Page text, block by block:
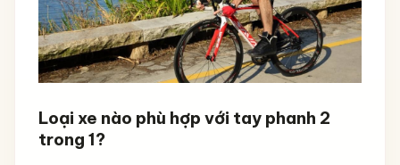
Loại xe nào phù hợp với tay phanh 2
trong 1?